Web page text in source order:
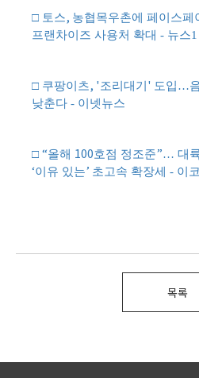
□ 토스, 농협목우촌에 페이스페
프랜차이즈 사용처 확대 - 뉴스1
□ 쿠팡이츠, '조리대기 ' 도입…
낮춘다 - 이넷뉴스
□ “올해 100호점 정조준”… 대
‘이유 있는’ 초고속 확장세 - 이
목록